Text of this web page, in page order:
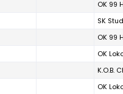
OK 99
SK
OK 99
OK
K.O.B.
OK